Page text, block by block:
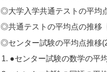
◎大学入学共通テストの平均
◎共通テストの平均点の推移
◎センター試験の平均点推移
●センター試験の数学の平